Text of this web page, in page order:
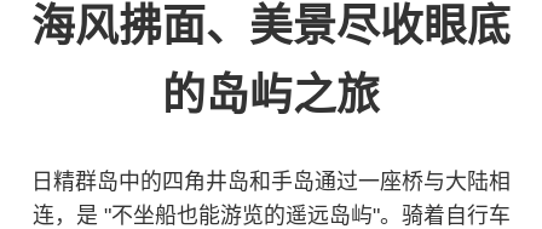
海风拂面、美景尽收眼底
的岛屿之旅
日精群岛中的四角井岛和手岛通过一座桥与大陆相
连，是 "不坐船也能游览的遥远岛屿"。骑着自行车